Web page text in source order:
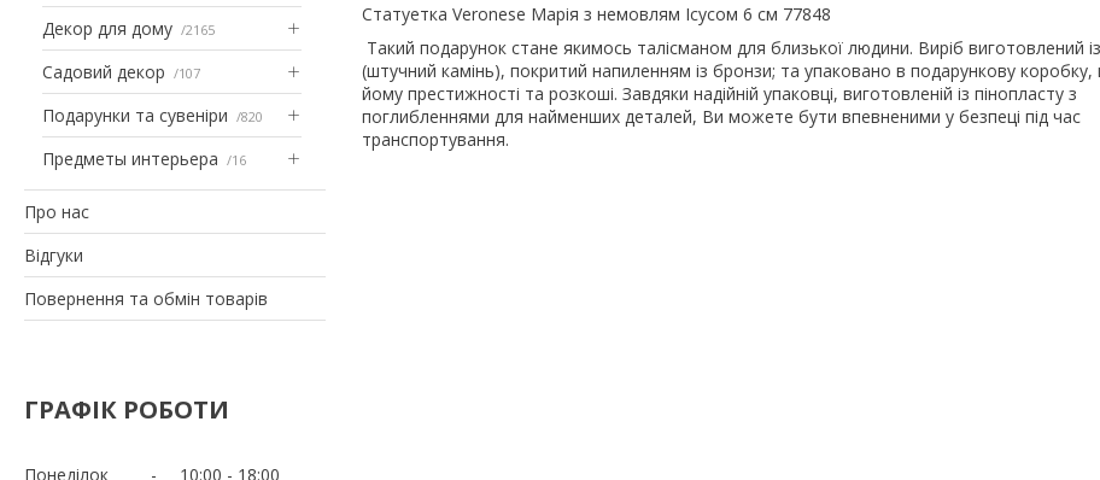
Декор для дому 2165
Садовий декор 107
Подарунки та сувеніри 820
Предметы интерьера 16
Про нас
Відгуки
Повернення та обмін товарів
ГРАФІК РОБОТИ
Понеділок 10:00 18:00
Статуетка Veronese Марія з немовлям Ісусом 6 см 77848
Такий подарунок стане якимось талісманом для близької людини. Виріб виготовлений
(штучний камінь), покритий напиленням із бронзи; та упаковано в подарункову
йому престижності та розкоші. Завдяки надійній упаковці, виготовленій із пінопласту з
поглибленнями для найменших деталей, Ви можете бути впевненими у безпеці під час
транспортування.